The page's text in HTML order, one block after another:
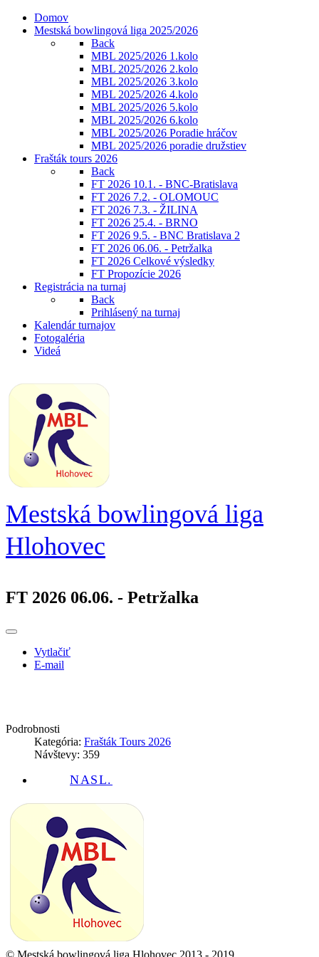
Domov
Mestská bowlingová liga 2025/2026
Back
MBL 2025/2026 1.kolo
MBL 2025/2026 2.kolo
MBL 2025/2026 3.kolo
MBL 2025/2026 4.kolo
MBL 2025/2026 5.kolo
MBL 2025/2026 6.kolo
MBL 2025/2026 Poradie hráčov
MBL 2025/2026 poradie družstiev
Frašták tours 2026
Back
FT 2026 10.1. - BNC-Bratislava
FT 2026 7.2. - OLOMOUC
FT 2026 7.3. - ŽILINA
FT 2026 25.4. - BRNO
FT 2026 9.5. - BNC Bratislava 2
FT 2026 06.06. - Petržalka
FT 2026 Celkové výsledky
FT Propozície 2026
Registrácia na turnaj
Back
Prihlásený na turnaj
Kalendár turnajov
Fotogaléria
Videá
Mestská bowlingová liga
Hlohovec
FT 2026 06.06. - Petržalka
Vytlačiť
E-mail
Podrobnosti
Kategória: Frašták Tours 2026
Návštevy: 359
NASL.
© Mestská bowlingová liga Hlohovec 2013 - 2019